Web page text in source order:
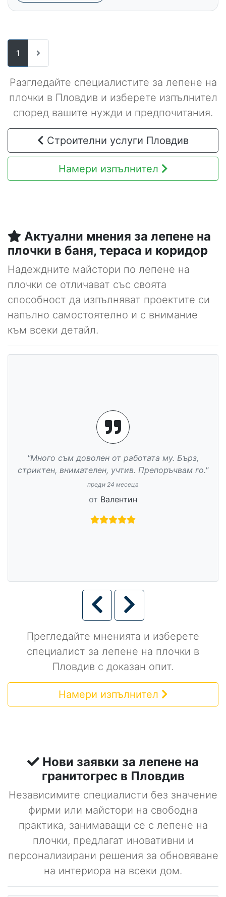
1
Разгледайте специалистите за лепене на
плочки в Пловдив и изберете изпълнител
според вашите нужди и предпочитания.
Строителни услуги Пловдив
Намери изпълнител
Актуални мнения за лепене на
плочки в баня, тераса и коридор
Надеждните майстори по лепене на
плочки се отличават със своята
способност да изпълняват проектите си
напълно самостоятелно и с внимание
към всеки детайл.
"Много съм доволен от работата му. Бърз,
стриктен, внимателен, учтив. Препоръчвам го."
преди 24 месеца
от Валентин
Прегледайте мненията и изберете
специалист за лепене на плочки в
Пловдив с доказан опит.
Намери изпълнител
Нови заявки за лепене на
гранитогрес в Пловдив
Независимите специалисти без значение
фирми или майстори на свободна
практика, занимаващи се с лепене на
плочки, предлагат иновативни и
персонализирани решения за обновяване
на интериора на всеки дом.